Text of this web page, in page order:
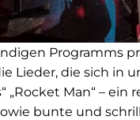
Programms
Lieder, die sich in
„Rocket Man“ –
bunte und